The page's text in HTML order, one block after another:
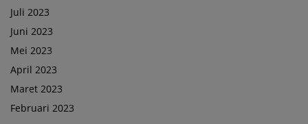
Juli 2023
Juni 2023
Mei 2023
April 2023
Maret 2023
Februari 2023